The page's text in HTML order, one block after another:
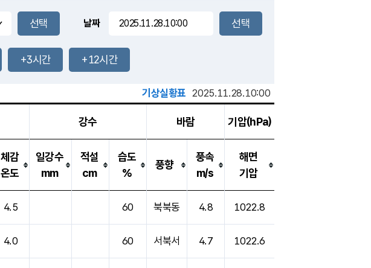
-mm
-mm
장호원
28.0℃
0.4m/s
-mm
날짜
+3시간 +12시간
기상실황표 2025.11.28.10:00
강수 바람 기압(hPa)
체감
온도
일강수
mm
적설
cm
습도
%
풍향
풍속
m/s
해면
기압
4.5 60 북북동 4.8 1022.8
4.0 60 서북서 4.7 1022.6